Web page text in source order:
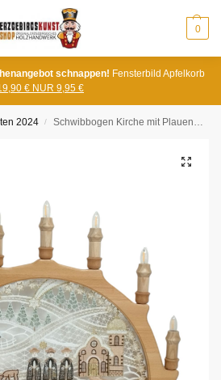
0
schnappen! Fensterbild Apfelkorb
€ NUR 9,95 €
2024 / Schwibbogen Kirche mit Plauener Spitze